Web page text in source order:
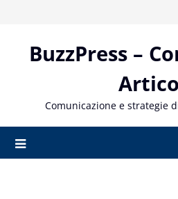
contentBuzzPress –
Comunicazione e strategie